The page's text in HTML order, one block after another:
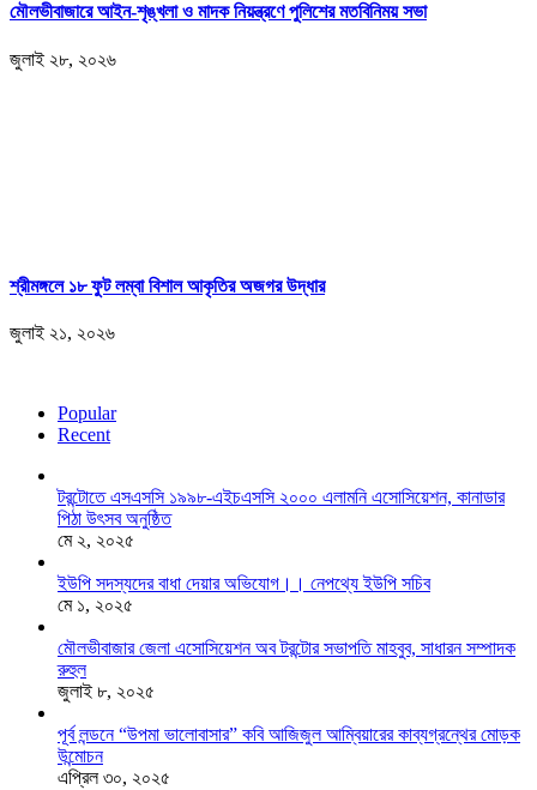
মৌলভীবাজারে আইন-শৃঙ্খলা ও মাদক নিয়ন্ত্রণে পুলিশের মতবিনিময় সভা
জুলাই ২৮, ২০২৬
শ্রীমঙ্গলে ১৮ ফুট লম্বা বিশাল আকৃতির অজগর উদ্ধার
জুলাই ২১, ২০২৬
Popular
Recent
টরন্টোতে এসএসসি ১৯৯৮-এইচএসসি ২০০০ এলামনি এসোসিয়েশন, কানাডার
পিঠা উৎসব অনুষ্ঠিত
মে ২, ২০২৫
ইউপি সদস্যদের বাধা দেয়ার অভিযোগ।। নেপথ্যে ইউপি সচিব
মে ১, ২০২৫
মৌলভীবাজার জেলা এসোসিয়েশন অব টরন্টোর সভাপতি মাহবুব, সাধারন সম্পাদক
রুহুল
জুলাই ৮, ২০২৫
পূর্ব লন্ডনে “উপমা ভালোবাসার” কবি আজিজুল আম্বিয়ারের কাব্যগ্রন্থের মোড়ক
উন্মোচন
এপ্রিল ৩০, ২০২৫